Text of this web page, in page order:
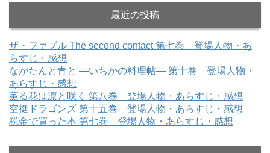
最近の投稿
ザ・ファブル The second contact 第七巻 登場人物・あ
らすじ・感想
ながたんと青と ―いちかの料理帖― 第十巻 登場人物・
あらすじ・感想
薫る花は凛と咲く 第八巻 登場人物・あらすじ・感想
空挺ドラゴンズ 第十五巻 登場人物・あらすじ・感想
税金で買った本 第七巻 登場人物・あらすじ・感想